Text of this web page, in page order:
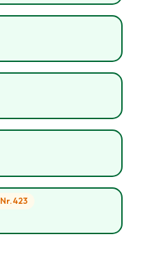
Nr. 423